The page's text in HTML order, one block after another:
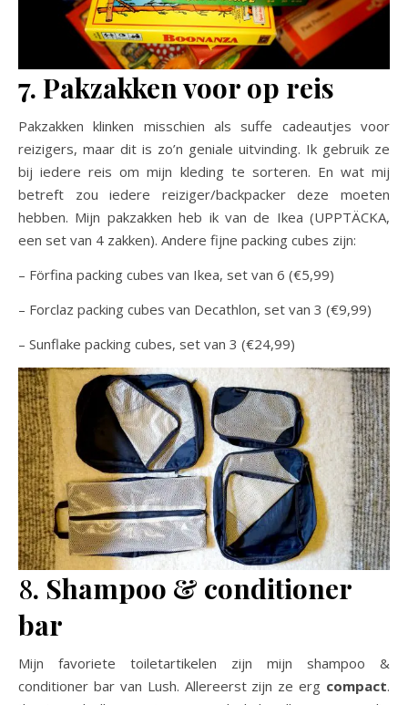
7. Pakzakken voor op reis
Pakzakken klinken misschien als suffe cadeautjes voor
reizigers, maar dit is zo’n geniale uitvinding. Ik gebruik ze
bij iedere reis om mijn kleding te sorteren. En wat mij
betreft zou iedere reiziger/backpacker deze moeten
hebben. Mijn pakzakken heb ik van de Ikea (UPPTÄCKA,
een set van 4 zakken). Andere fijne packing cubes zijn:
– Förfina packing cubes van Ikea, set van 6 (€5,99)
– Forclaz packing cubes van Decathlon, set van 3 (€9,99)
– Sunflake packing cubes, set van 3 (€24,99)
8. Shampoo & conditioner
bar
Mijn favoriete toiletartikelen zijn mijn shampoo &
conditioner bar van Lush. Allereerst zijn ze erg compact.